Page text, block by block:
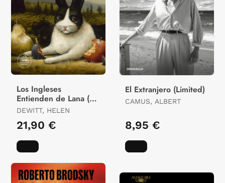
Los Ingleses
Entienden de Lana (Y
Otros Trucos)
DEWITT, HELEN
21,90 €
El Extranjero (Limited)
CAMUS, ALBERT
8,95 €